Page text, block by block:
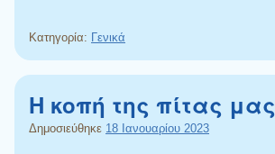
Κατηγορία: Γενικά
Η κοπή της πίτας μας
Δημοσιεύθηκε 18 Ιανουαρίου 2023